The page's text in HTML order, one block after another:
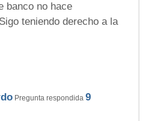
banco no hace
teniendo derecho a la
Pregunta respondida 9